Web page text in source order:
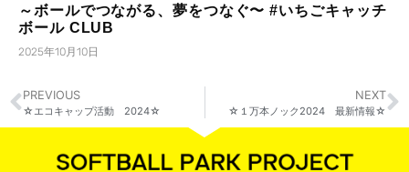
～ボールでつながる、夢をつなぐ〜 #いちごキャッチ
ボール CLUB
2025年10月10日
PREVIOUS
☆エコキャップ活動 2024☆
NEXT
☆１万本ノック2024 最新情報☆